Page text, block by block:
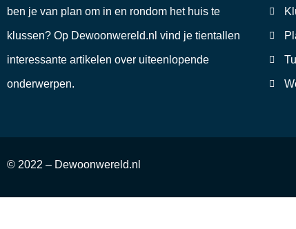
ben je van plan om in en rondom het huis te
klussen? Op Dewoonwereld.nl vind je tientallen
interessante artikelen over uiteenlopende
onderwerpen.
© 2022 – Dewoonwereld.nl